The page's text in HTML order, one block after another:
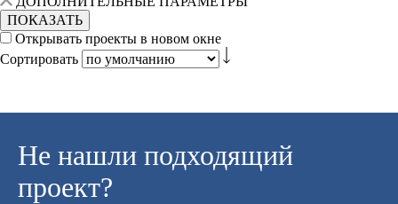
ПОКАЗАТЬ
Открывать проекты в новом окне
Сортировать
Не нашли подходящий
проект?